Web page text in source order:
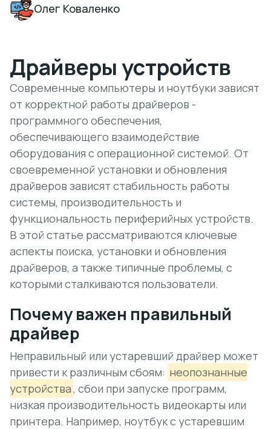
Олег Коваленко
Драйверы устройств
Современные компьютеры и ноутбуки зависят
от корректной работы драйверов -
программного обеспечения,
обеспечивающего взаимодействие
оборудования с операционной системой. От
своевременной установки и обновления
драйверов зависят стабильность работы
системы, производительность и
функциональность периферийных устройств.
В этой статье рассматриваются ключевые
аспекты поиска, установки и обновления
драйверов, а также типичные проблемы, с
которыми сталкиваются пользователи.
Почему важен правильный
драйвер
Неправильный или устаревший драйвер может
привести к различным сбоям: неопознанные
устройства, сбои при запуске программ,
низкая производительность видеокарты или
принтера. Например, ноутбук с устаревшим